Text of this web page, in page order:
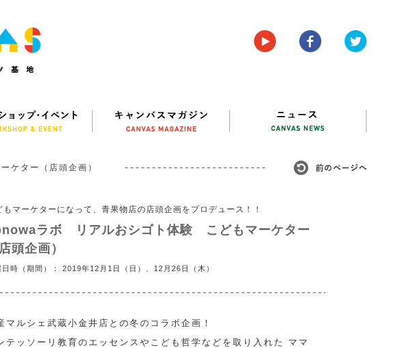
ター（店頭企画）
もマーケターになって、青果物店の店頭企画をプロデュース！！
ラボ リアルおシゴト体験 こどもマーケター
店頭企画）
日時（期間）： 2019年12月1日（日）、12月26日（木）
マルシェ武蔵小金井店との冬のコラボ企画！
テッソーリ教育のエッセンスやこども哲学などを取り入れた ママ